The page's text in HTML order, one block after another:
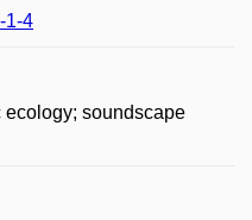
1-4
soundscape